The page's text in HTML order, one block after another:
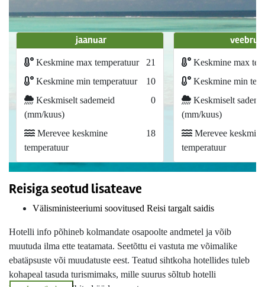
jaanuar
Keskmine max temperatuur
21
Keskmine min temperatuur
10
Keskmiselt sademeid
(mm/kuus)
0
Merevee keskmine
temperatuur
18
Keskmine max
Keskmine min
Keskmiselt
(mm/kuus)
Merevee keskmine
temperatuur
Reisiga seotud lisateave
Välisministeeriumi soovitused Reisi targalt saidis
Hotelli info põhineb kolmandate osapoolte andmetel ja võib
muutuda ilma ette teatamata. Seetõttu ei vastuta me võimalike
ebatäpsuste või muudatuste eest. Teatud sihtkoha hotellides tuleb
kohapeal tasuda turismimaks, mille suurus sõltub hotelli